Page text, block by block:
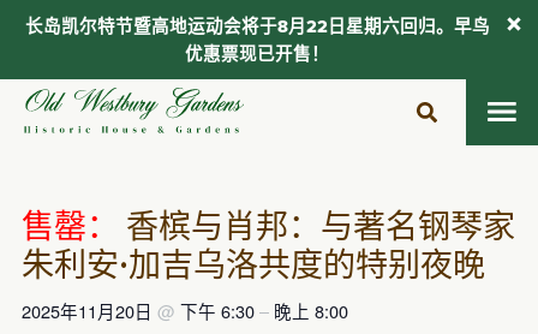
售罄： 香槟与肖邦：与著名钢琴家
朱利安·加吉乌洛共度的特别夜晚
2025年11月20日 @ 下午 6:30– 晚上 8:00
长岛凯尔特节暨高地运动会将于8月22日星期六回归。早鸟
优惠票现已开售！